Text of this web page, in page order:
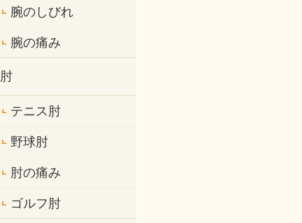
腕のしびれ
腕の痛み
肘
テニス肘
野球肘
肘の痛み
ゴルフ肘